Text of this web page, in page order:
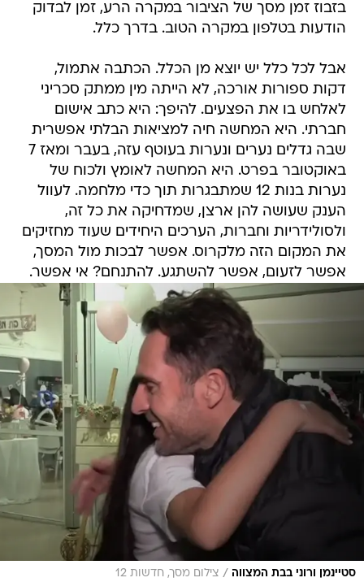
בזבוז זמן מסך של הציבור במקרה הרע, זמן לבדוק
הודעות בטלפון במקרה הטוב. בדרך כלל.
אבל לכל כלל יש יוצא מן הכלל. הכתבה אתמול,
דקות ספורות אורכה, לא הייתה מין ממתק סכריני
לאלחש בו את הפצעים. להיפך: היא כתב אישום
חברתי. היא המחשה חיה למציאות הבלתי אפשרית
שבה גדלים נערים ונערות בעוטף עזה, בעבר ומאז 7
באוקטובר בפרט. היא המחשה לאומץ ולכוח של
נערות בנות 12 שמתבגרות תוך כדי מלחמה. לעוול
הענק שעושה להן ארצן, שמדחיקה את כל זה,
ולסולידריות וחברות, הערכים היחידים שעוד מחזיקים
את המקום הזה מלקרוס. אפשר לבכות מול המסך,
אפשר לזעום, אפשר להשתגע. להתנחם? אי אפשר.
סטיינמן ורוני בבת המצווה / צילום מסך, חדשות 12